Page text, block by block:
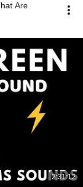
Are
2:31:12